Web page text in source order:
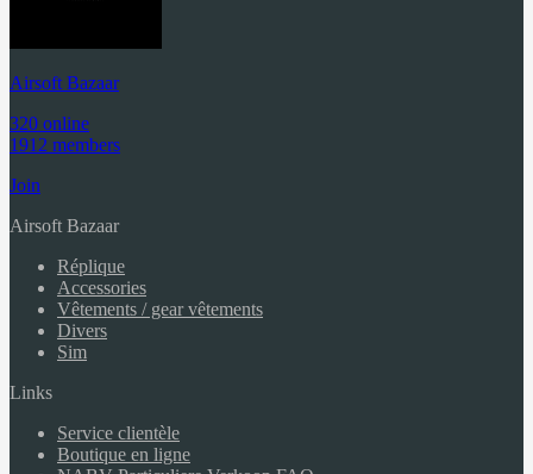
Airsoft Bazaar
320 online
1912 members
Join
Airsoft Bazaar
Réplique
Accessories
Vêtements / gear vêtements
Divers
Sim
Links
Service clientèle
Boutique en ligne